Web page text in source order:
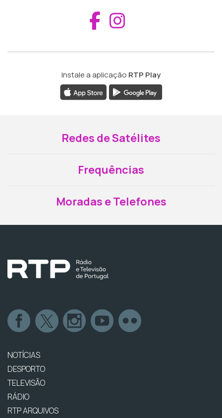
Aceder ao
Instale a aplicação RTP Play
Redes de Satélites
Frequências
Moradas e Telefones
NOTÍCIAS
DESPORTO
TELEVISÃO
RÁDIO
RTP ARQUIVOS